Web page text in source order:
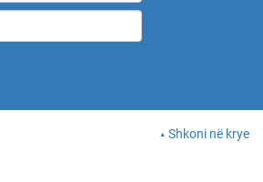
Shkoni në krye